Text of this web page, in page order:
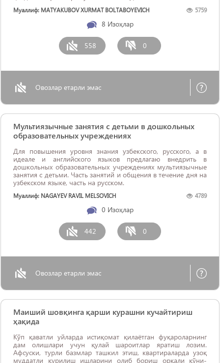
Муаллиф: MATYAKUBOV XURMAT BOLTABOYEVICH 5759
8 Изоҳлар
558 0
Овозлар етарли эмас
Мультиязычные занятия с детьми в дошкольных
образовательных учреждениях
Для повышения уровня знания узбекского, русского, а в
идеале и английского языков предлагаю внедрить в
дошкольных образовательных учреждениях мультиязычные
занятия с детьми. Часть занятий и общения в течение дня на
узбекском языке, часть на русском.
Муаллиф: NAGAYEV RAVIL MELSOVICH 4789
0 Изоҳлар
442 0
Овозлар етарли эмас
Маиший шовқинга қарши курашни кучайтириш
ҳақида
Кўп қаватли уйларда истиқомат қилаётган фуқароларнинг
дам олишлари учун қулай шароитлар яратиш лозим.
Афсуски, турли базмлар ташкил этиш, квартираларда узоқ
муддатли қурилиш ишларини олиб бориш орқали қўни-